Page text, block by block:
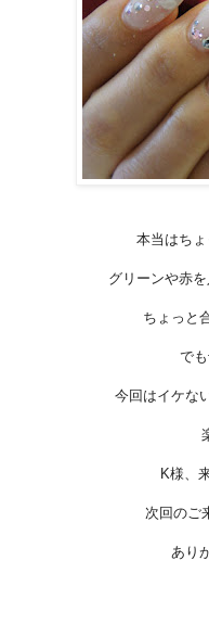
本当はち
グリーンや赤
ちょっと
で
今回はイケな
K様、
次回のご
あり